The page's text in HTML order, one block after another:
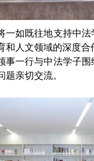
一如既往地支持中
和人文领域的深度合
事一行与中法学子
题亲切交流。